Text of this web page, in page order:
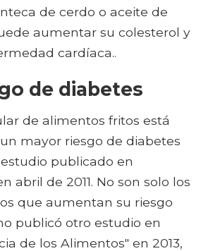
de cerdo o aceite de
aumentar su colesterol y
cardíaca..
de diabetes
de alimentos fritos está
mayor riesgo de diabetes
publicado en
abril de 2011. No son solo los
que aumentan su riesgo
publicó otro estudio en
de los Alimentos" en 2013,